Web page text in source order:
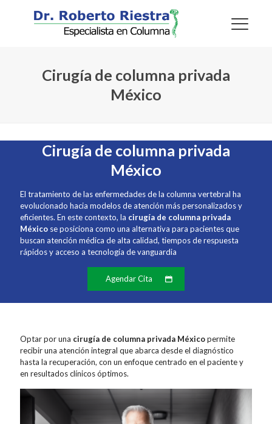
Cirugía de columna privada
México
Cirugía de columna privada
México
El tratamiento de las enfermedades de la columna vertebral ha
evolucionado hacia modelos de atención más personalizados y
eficientes. En este contexto, la cirugía de columna privada
México se posiciona como una alternativa para pacientes que
buscan atención médica de alta calidad, tiempos de respuesta
rápidos y acceso a tecnología de vanguardia
Agendar Cita
Optar por una cirugía de columna privada Méxicopermite
recibir una atención integral que abarca desde el diagnóstico
hasta la recuperación, con un enfoque centrado en el paciente y
en resultados clínicos óptimos.